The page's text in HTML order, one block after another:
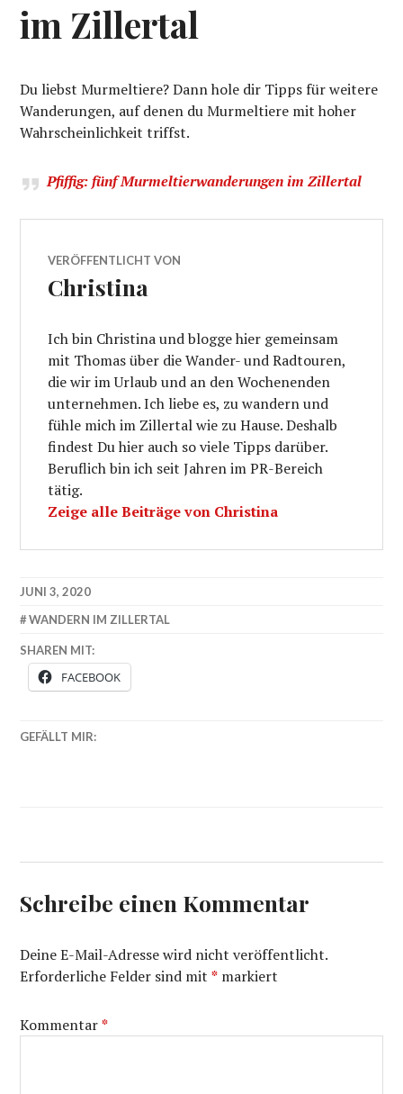
im Zillertal
Du liebst Murmeltiere? Dann hole dir Tipps für weitere
Wanderungen, auf denen du Murmeltiere mit hoher
Wahrscheinlichkeit triffst.
Pfiffig: fünf Murmeltierwanderungen im Zillertal
VERÖFFENTLICHT VON
Christina
Ich bin Christina und blogge hier gemeinsam
mit Thomas über die Wander- und Radtouren,
die wir im Urlaub und an den Wochenenden
unternehmen. Ich liebe es, zu wandern und
fühle mich im Zillertal wie zu Hause. Deshalb
findest Du hier auch so viele Tipps darüber.
Beruflich bin ich seit Jahren im PR-Bereich
tätig.
Zeige alle Beiträge von Christina
JUNI 3, 2020
WANDERN IM ZILLERTAL
SHAREN MIT:
FACEBOOK
GEFÄLLT MIR:
Schreibe einen Kommentar
Deine E-Mail-Adresse wird nicht veröffentlicht.
Erforderliche Felder sind mit* markiert
Kommentar*